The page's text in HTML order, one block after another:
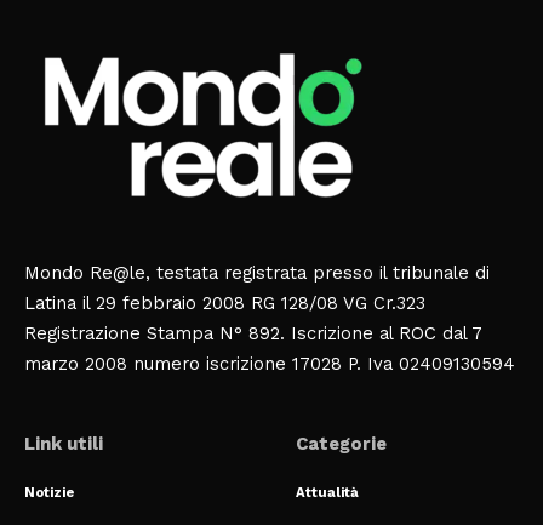
Mondo Re@le, testata registrata presso il tribunale di
Latina il 29 febbraio 2008 RG 128/08 VG Cr.323
Registrazione Stampa N° 892. Iscrizione al ROC dal 7
marzo 2008 numero iscrizione 17028 P. Iva 02409130594
Link utili
Notizie
Categorie
Attualità